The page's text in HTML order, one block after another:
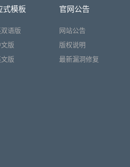
式模板
语版
版
版
官网公告
网站公告
版权说明
最新漏洞修复